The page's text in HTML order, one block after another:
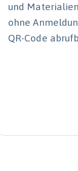
und
ohne
QR-Code